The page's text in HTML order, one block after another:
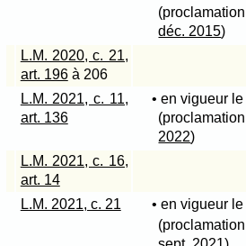
déc. 2015)
L.M. 2020, c. 21,
art. 196à 206
L.M. 2021, c. 11,
art. 136
• en vigueur
2022)
L.M. 2021, c. 16,
art. 14
L.M. 2021, c. 21
• en vigueur le